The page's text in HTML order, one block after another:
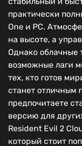
практически
One и PC.
на высоте, а
Однако облачные
возможные лаги
тех, кто готов
станет отличным
предпочитаете
версию для
Resident Evil 2
который стоит